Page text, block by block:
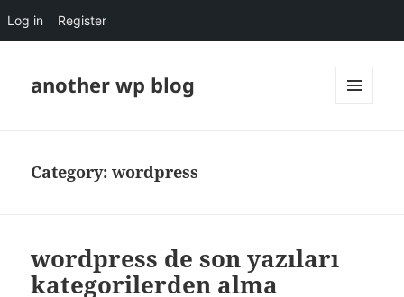
Log in Register
another wp blog
Category:wordpress
wordpress de son yazıları
kategorilerden alma